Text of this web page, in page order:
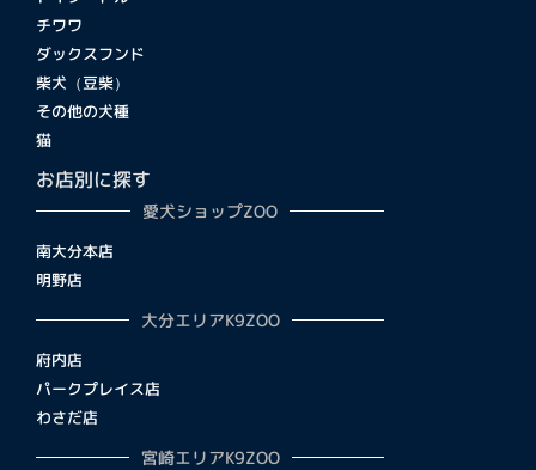
チワワ
ダックスフンド
柴犬（豆柴）
その他の犬種
猫
お店別に探す
愛犬ショップZOO
南大分本店
明野店
大分エリアK9ZOO
府内店
パークプレイス店
わさだ店
宮崎エリアK9ZOO